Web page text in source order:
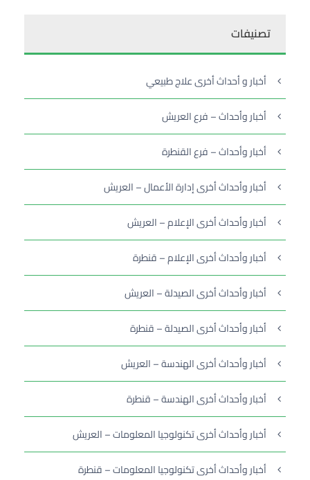
تصنيفات
أخبار و أحداث أخرى علاج طبيعي
أخبار وأحداث – فرع العريش
أخبار وأحداث – فرع القنطرة
أخبار وأحداث أخرى إدارة الأعمال – العريش
أخبار وأحداث أخرى الإعلام – العريش
أخبار وأحداث أخرى الإعلام – قنطرة
أخبار وأحداث أخرى الصيدلة – العريش
أخبار وأحداث أخرى الصيدلة – قنطرة
أخبار وأحداث أخرى الهندسة – العريش
أخبار وأحداث أخرى الهندسة – قنطرة
أخبار وأحداث أخرى تكنولوجيا المعلومات – العريش
أخبار وأحداث أخرى تكنولوجيا المعلومات – قنطرة